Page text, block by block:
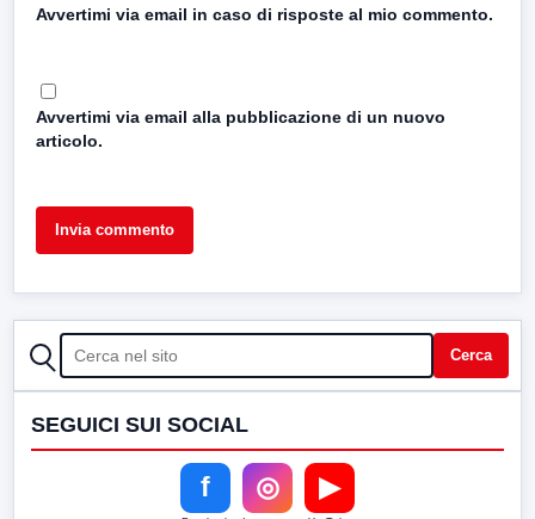
Avvertimi via email in caso di risposte al mio commento.
Avvertimi via email alla pubblicazione di un nuovo
articolo.
CERCA Cerca
SEGUICI SUI SOCIAL
f ◎ ▶